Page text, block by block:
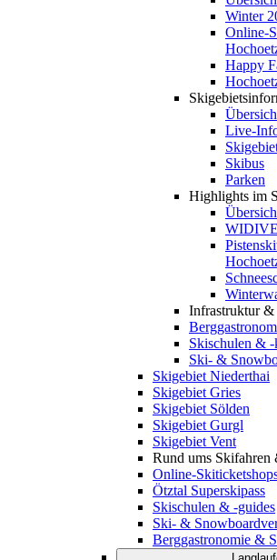
Winter
Online-
Happy
Live-
Skibus
Parken
Highlights im
Infrastruktur &
Skischulen & -
Ski- &
Skigebiet Niederthai
Skigebiet Gries
Skigebiet Sölden
Skigebiet Gurgl
Skigebiet Vent
Rund ums Skifahren
Online-
Ötztal Superskipass
Skischulen & -guides
Ski- &
Berggastronomie &